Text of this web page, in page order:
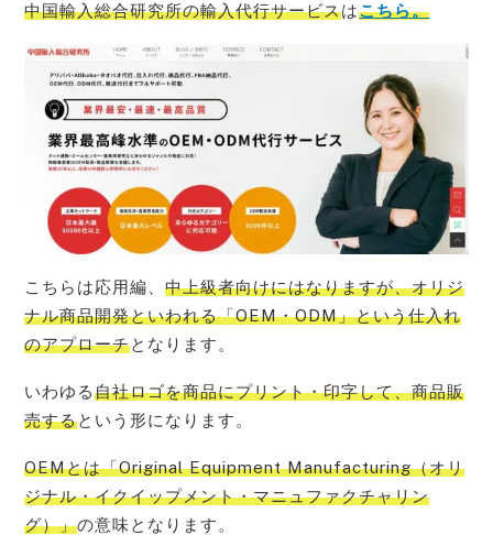
中国輸入総合研究所の輸入代行サービスはこちら。
こちらは応用編、中上級者向けにはなりますが、オリジ
ナル商品開発といわれる「OEM・ODM」という仕入れ
のアプローチとなります。
いわゆる自社ロゴを商品にプリント・印字して、商品販
売するという形になります。
OEMとは「Original Equipment Manufacturing（オリ
ジナル・イクイップメント・マニュファクチャリン
グ）」の意味となります。